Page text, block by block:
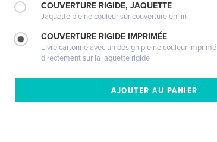
COUVERTURE RIGIDE, JAQUETTE
Jaquette pleine couleur sur couverture en lin
COUVERTURE RIGIDE IMPRIMÉE
Livre cartonné avec un design pleine couleur imprimé
directement sur la jaquette rigide